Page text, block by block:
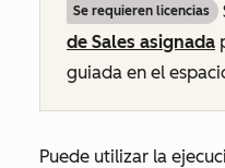
Se requieren licencias
de Sales asignada
guiada en el
Puede utilizar la